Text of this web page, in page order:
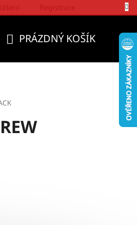
PRÁZDNÝ KOŠÍK